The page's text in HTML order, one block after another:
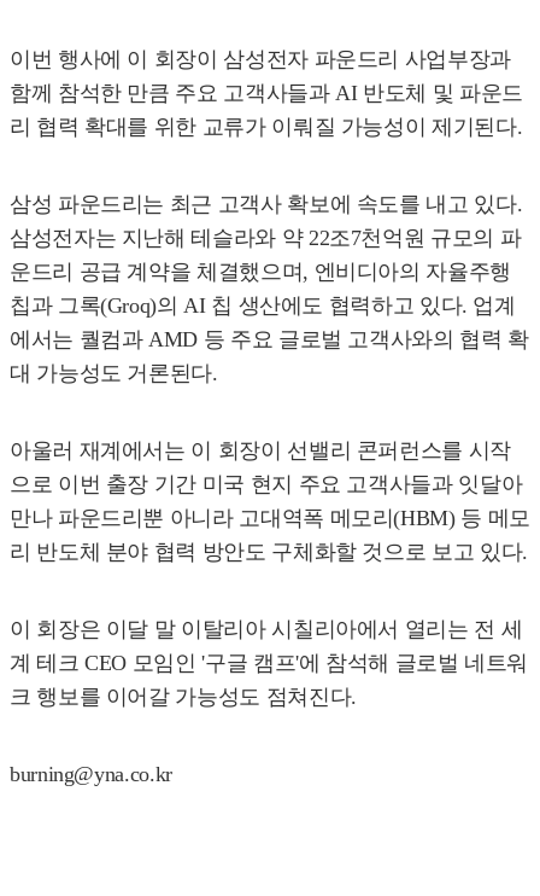
이번 행사에 이 회장이 삼성전자 파운드리 사업부장과
함께 참석한 만큼 주요 고객사들과 AI 반도체 및 파운드
리 협력 확대를 위한 교류가 이뤄질 가능성이 제기된다.
삼성 파운드리는 최근 고객사 확보에 속도를 내고 있다.
삼성전자는 지난해 테슬라와 약 22조7천억원 규모의 파
운드리 공급 계약을 체결했으며, 엔비디아의 자율주행
칩과 그록(Groq)의 AI 칩 생산에도 협력하고 있다. 업계
에서는 퀄컴과 AMD 등 주요 글로벌 고객사와의 협력 확
대 가능성도 거론된다.
아울러 재계에서는 이 회장이 선밸리 콘퍼런스를 시작
으로 이번 출장 기간 미국 현지 주요 고객사들과 잇달아
만나 파운드리뿐 아니라 고대역폭 메모리(HBM) 등 메모
리 반도체 분야 협력 방안도 구체화할 것으로 보고 있다.
이 회장은 이달 말 이탈리아 시칠리아에서 열리는 전 세
계 테크 CEO 모임인 '구글 캠프'에 참석해 글로벌 네트워
크 행보를 이어갈 가능성도 점쳐진다.
burning@yna.co.kr